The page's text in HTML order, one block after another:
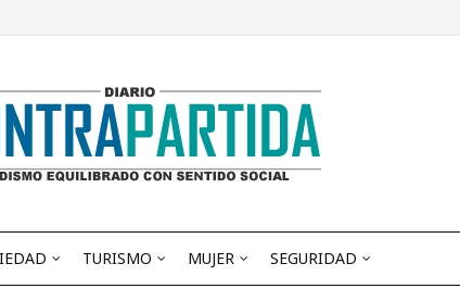
TURISMO MUJER SEGURIDAD